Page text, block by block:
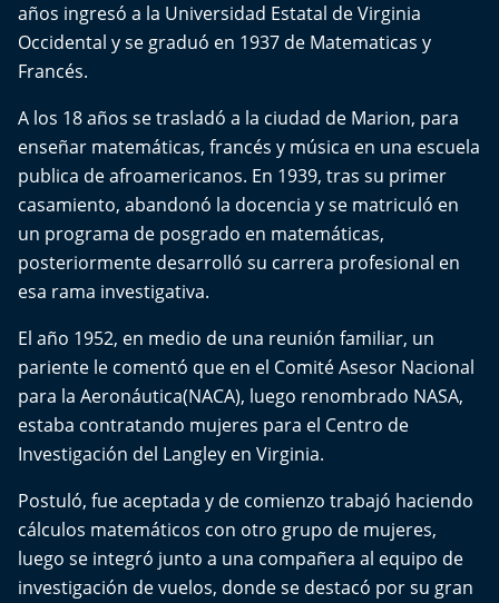
Del Fin del Mundo
Deportes
Conexión Digital
La Ruta del Pulsar
Psicología Abierta
Impacto Tecnológico
Sesiones Dieciocheras
Expreso PM
Conecta Vida
El Mejor País de Chile
Te invito a tomar once
años ingresó a la Universidad Estatal de Virginia
Occidental y se graduó en 1937 de Matematicas y
Francés.
A los 18 años se trasladó a la ciudad de Marion, para
enseñar matemáticas, francés y música en una escuela
publica de afroamericanos. En 1939, tras su primer
casamiento, abandonó la docencia y se matriculó en
un programa de posgrado en matemáticas,
posteriormente desarrolló su carrera profesional en
esa rama investigativa.
El año 1952, en medio de una reunión familiar, un
pariente le comentó que en el Comité Asesor Nacional
para la Aeronáutica(NACA), luego renombrado NASA,
estaba contratando mujeres para el Centro de
Investigación del Langley en Virginia.
Postuló, fue aceptada y de comienzo trabajó haciendo
cálculos matemáticos con otro grupo de mujeres,
luego se integró junto a una compañera al equipo de
investigación de vuelos, donde se destacó por su gran